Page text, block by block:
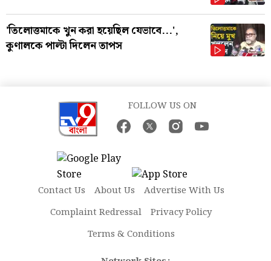
'তিলোত্তমাকে খুন করা হয়েছিল যেভাবে...',
কুণালকে পাল্টা দিলেন তাপস
FOLLOW US ON
Contact Us About Us
Advertise With Us
Complaint Redressal
Privacy Policy
Terms & Conditions